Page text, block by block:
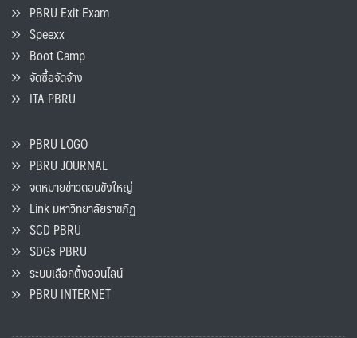
PBRU Exit Exam
Speexx
Boot Camp
จัดซื้อจัดจ้าง
ITA PBRU
PBRU LOGO
PBRU JOURNAL
จดหมายข่าวดอนขังใหญ่
Link มหาวิทยาลัยราชภัฏ
SCD PBRU
SDGs PBRU
ระบบเลือกตั้งออนไลน์
PBRU INTERNET